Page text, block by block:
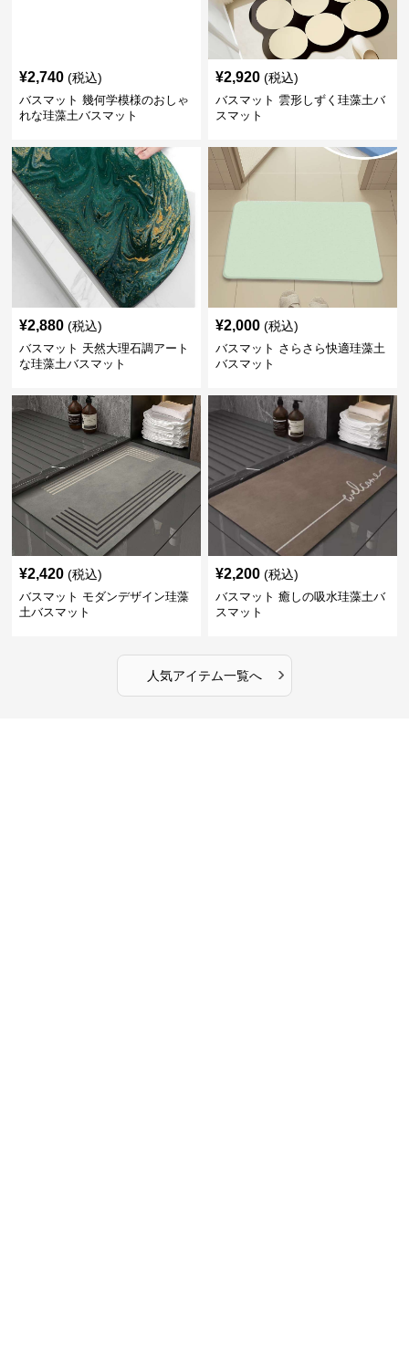
¥2,740 (税込)
バスマット 幾何学模様のおしゃ
れな珪藻土バスマット
¥2,920 (税込)
バスマット 雲形しずく珪藻土バ
スマット
¥2,880 (税込)
バスマット 天然大理石調アート
な珪藻土バスマット
¥2,000 (税込)
バスマット さらさら快適珪藻土
バスマット
¥2,420 (税込)
バスマット モダンデザイン珪藻
土バスマット
¥2,200 (税込)
バスマット 癒しの吸水珪藻土バ
スマット
人気アイテム一覧へ ›